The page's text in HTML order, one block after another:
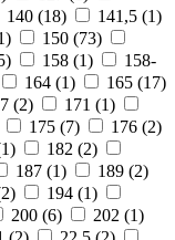
140 (18) 141,5 (1)
) 150 (73)
) 158 (1)
158-
164 (1) 165 (17)
(2) 171 (1)
175 (7) 176 (2)
1) 182 (2)
187 (1) 189 (2)
2) 194 (1)
200 (6) 202 (1)